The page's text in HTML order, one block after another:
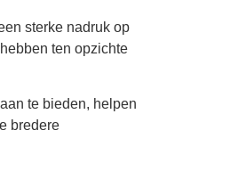
sterke nadruk op
ten opzichte
te bieden, helpen
bredere